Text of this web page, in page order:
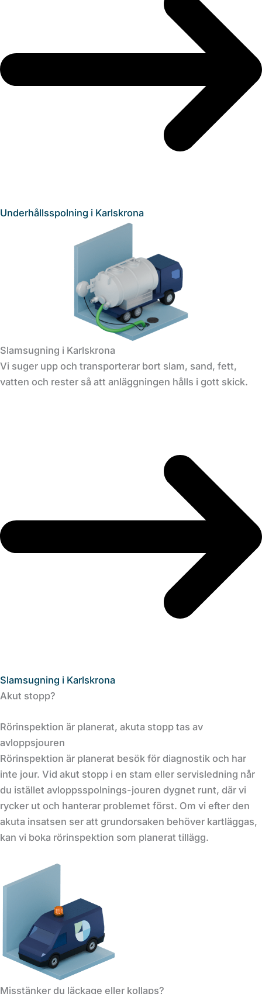
Underhållsspolning i Karlskrona
Slamsugning i Karlskrona
Vi suger upp och transporterar bort slam, sand, fett,
vatten och rester så att anläggningen hålls i gott skick.
Slamsugning i Karlskrona
Akut stopp?
Rörinspektion är planerat, akuta stopp tas av
avloppsjouren
Rörinspektion är planerat besök för diagnostik och har
inte jour. Vid akut stopp i en stam eller servisledning når
du istället avloppsspolnings-jouren dygnet runt, där vi
rycker ut och hanterar problemet först. Om vi efter den
akuta insatsen ser att grundorsaken behöver kartläggas,
kan vi boka rörinspektion som planerat tillägg.
Misstänker du läckage eller kollaps?